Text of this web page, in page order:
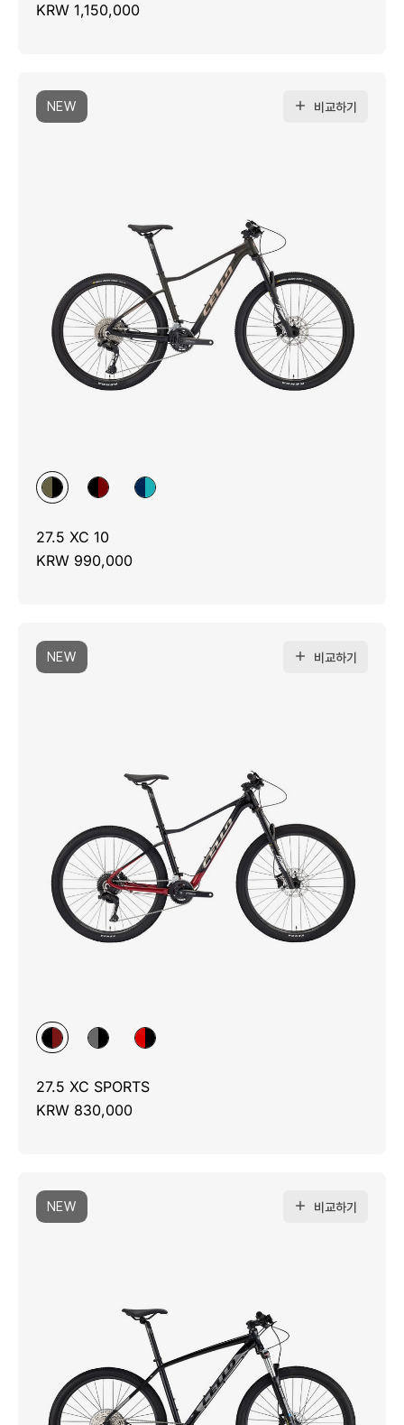
KRW 1,150,000
NEW 비교하기
27.5 XC 10
KRW 990,000
NEW 비교하기
27.5 XC SPORTS
KRW 830,000
NEW 비교하기